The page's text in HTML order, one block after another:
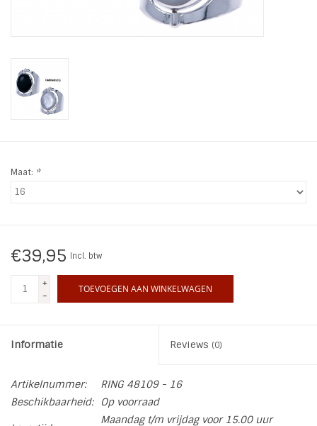
LIFESTYLE PRODUCTEN
SALE
Maat: *
€39,95 Incl. btw
+
-
TOEVOEGEN AAN WINKELWAGEN
Informatie Reviews (0)
Artikelnummer:
RING 48109 - 16
Beschikbaarheid:
Op voorraad
Maandag t/m vrijdag voor 15.00 uur